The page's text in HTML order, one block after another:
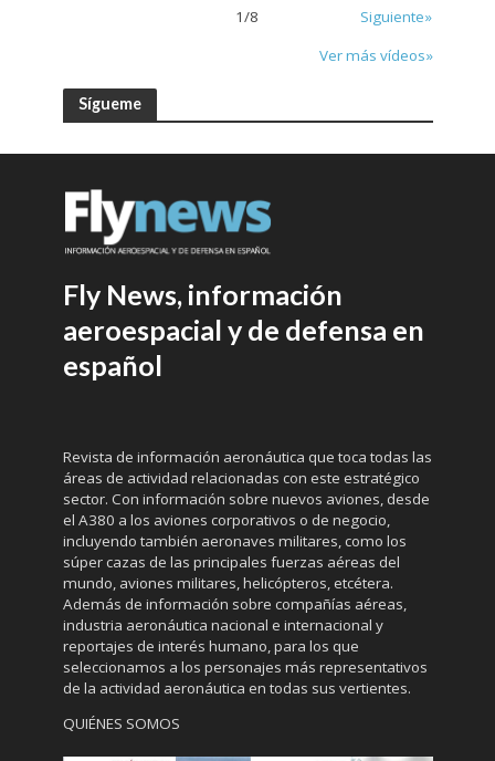
1/8
Siguiente»
Ver más vídeos»
Sígueme
Fly News, información
aeroespacial y de defensa en
español
Revista de información aeronáutica que toca todas las
áreas de actividad relacionadas con este estratégico
sector. Con información sobre nuevos aviones, desde
el A380 a los aviones corporativos o de negocio,
incluyendo también aeronaves militares, como los
súper cazas de las principales fuerzas aéreas del
mundo, aviones militares, helicópteros, etcétera.
Además de información sobre compañías aéreas,
industria aeronáutica nacional e internacional y
reportajes de interés humano, para los que
seleccionamos a los personajes más representativos
de la actividad aeronáutica en todas sus vertientes.
QUIÉNES SOMOS